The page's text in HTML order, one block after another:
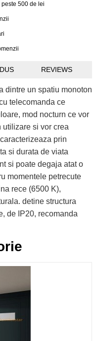
peste 500 de lei
REVIEWS
dintre un spatiu monoton
telecomanda ce
mod nocturn ce vor
si vor crea
prin
si durata de viata
si poate degaja atat o
momentele petrecute
rece (6500 K),
detine structura
de IP20, recomanda